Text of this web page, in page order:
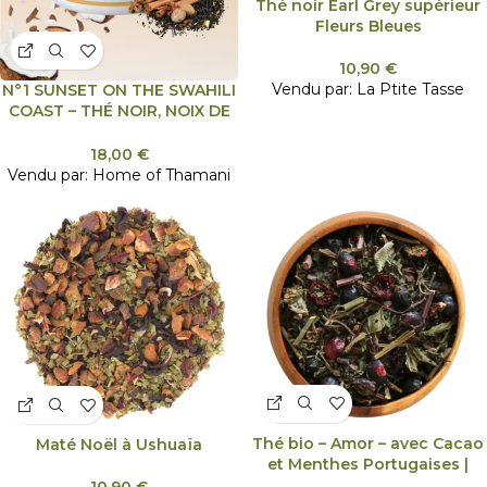
N°1 SUNSET ON THE SWAHILI
COAST – THÉ NOIR, NOIX DE
18,00 €
Vendu par: Home of Thamani
Thé noir Earl Grey supérieur
Fleurs Bleues
10,90 €
Vendu par: La Ptite Tasse
Maté Noël à Ushuaïa
Thé bio – Amor – avec Cacao
et Menthes Portugaises |